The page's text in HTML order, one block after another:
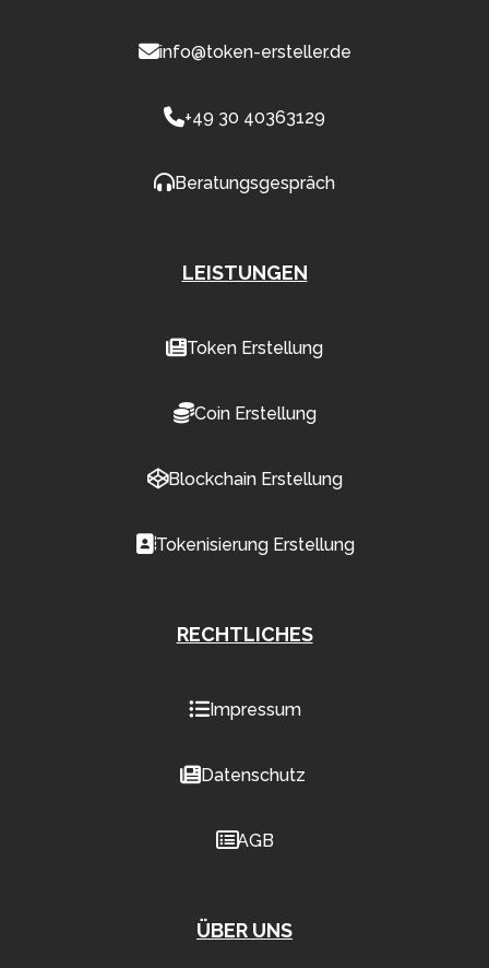
info@token-ersteller.de
+49 30 40363129
Beratungsgespräch
LEISTUNGEN
Token Erstellung
Coin Erstellung
Blockchain Erstellung
Tokenisierung Erstellung
RECHTLICHES
Impressum
Datenschutz
AGB
ÜBER UNS